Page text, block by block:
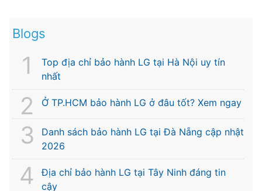
Blogs
Top địa chỉ bảo hành LG tại Hà Nội uy tín
nhất
Ở TP.HCM bảo hành LG ở đâu tốt? Xem ngay
Danh sách bảo hành LG tại Đà Nẵng cập nhật
2026
Địa chỉ bảo hành LG tại Tây Ninh đáng tin
cậy